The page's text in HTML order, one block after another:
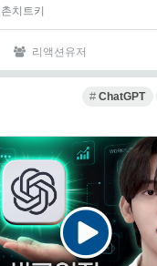
치트키
리액션유저
ChatGPT